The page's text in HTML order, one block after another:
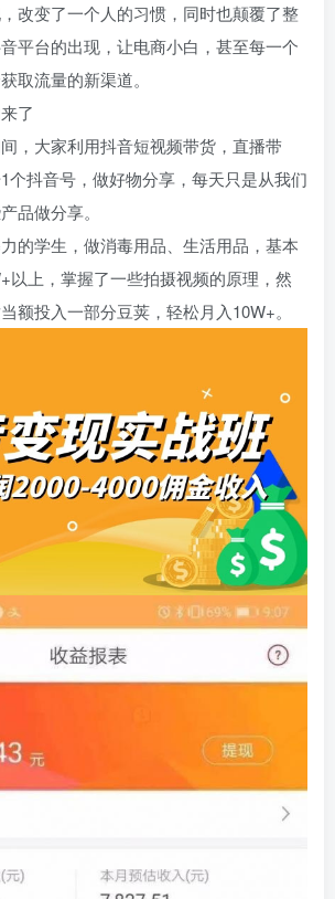
改变了一个人的习惯，同时也颠覆了整
平台的出现，让电商小白，甚至每一个
取流量的新渠道。
了
，大家利用抖音短视频带货，直播带
个抖音号，做好物分享，每天只是从我们
品做分享。
的学生，做消毒用品、生活用品，基本
以上，掌握了一些拍摄视频的原理，然
额投入一部分豆荚，轻松月入10W+。